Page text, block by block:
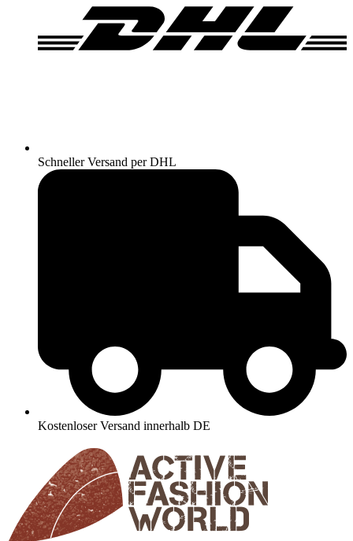
Schneller Versand per DHL
Kostenloser Versand innerhalb DE